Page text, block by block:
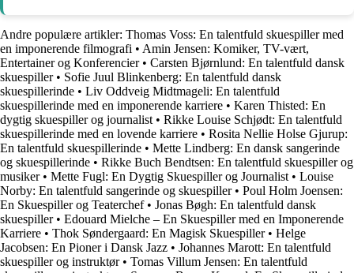
Andre populære artikler: Thomas Voss: En talentfuld skuespiller med
en imponerende filmografi • Amin Jensen: Komiker, TV-vært,
Entertainer og Konferencier• Carsten Bjørnlund: En talentfuld dansk
skuespiller• Sofie Juul Blinkenberg: En talentfuld dansk
skuespillerinde • Liv Oddveig Midtmageli: En talentfuld
skuespillerinde med en imponerende karriere • Karen Thisted: En
dygtig skuespiller og journalist • Rikke Louise Schjødt: En talentfuld
skuespillerinde med en lovende karriere • Rosita Nellie Holse Gjurup:
En talentfuld skuespillerinde • Mette Lindberg: En dansk sangerinde
og skuespillerinde • Rikke Buch Bendtsen: En talentfuld skuespiller og
musiker• Mette Fugl: En Dygtig Skuespiller og Journalist • Louise
Norby: En talentfuld sangerinde og skuespiller• Poul Holm Joensen:
En Skuespiller og Teaterchef• Jonas Bøgh: En talentfuld dansk
skuespiller• Edouard Mielche – En Skuespiller med en Imponerende
Karriere • Thok Søndergaard: En Magisk Skuespiller• Helge
Jacobsen: En Pioner i Dansk Jazz • Johannes Marott: En talentfuld
skuespiller og instruktør• Tomas Villum Jensen: En talentfuld